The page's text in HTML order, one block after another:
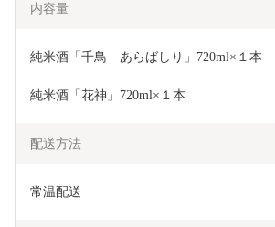
内容量
純米酒「千鳥　あらばしり」720ml×１本
純米酒「花神」720ml×１本
配送方法
常温配送